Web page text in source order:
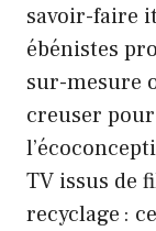
savoir-faire
ébénistes
sur-mesure
creuser
TV issus de
recyclage :